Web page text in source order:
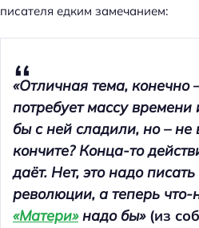
писателя едким замечанием:
«Отличная тема, конечно
потребует массу
бы с ней сладили, но –
кончите? Конца-то
даёт. Нет, это надо
революции, а теперь что-
«Матери»надо бы»(из